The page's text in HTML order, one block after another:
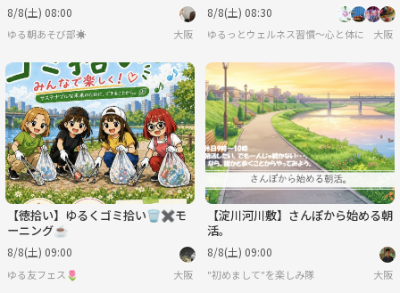
8/8(土) 08:00
ゆる朝あそび部☀️ 大阪
8/8(土) 08:30
ゆるっとウェルネス習慣〜心と体に「余白
大阪
【徳拾い】ゆるくゴミ拾い🗑️✖️モ
ーニング☕️
8/8(土) 09:00
ゆる友フェス🌷 大阪
【淀川河川敷】さんぽから始める朝
活。
8/8(土) 09:00
"初めまして"を楽しみ隊 大阪